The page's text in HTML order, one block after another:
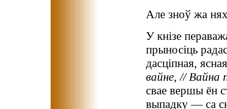
Але зноў жа
У кнізе
прыносіць
дасціпная,
вайне, // Вайна
свае вершы ён
выпадку — са